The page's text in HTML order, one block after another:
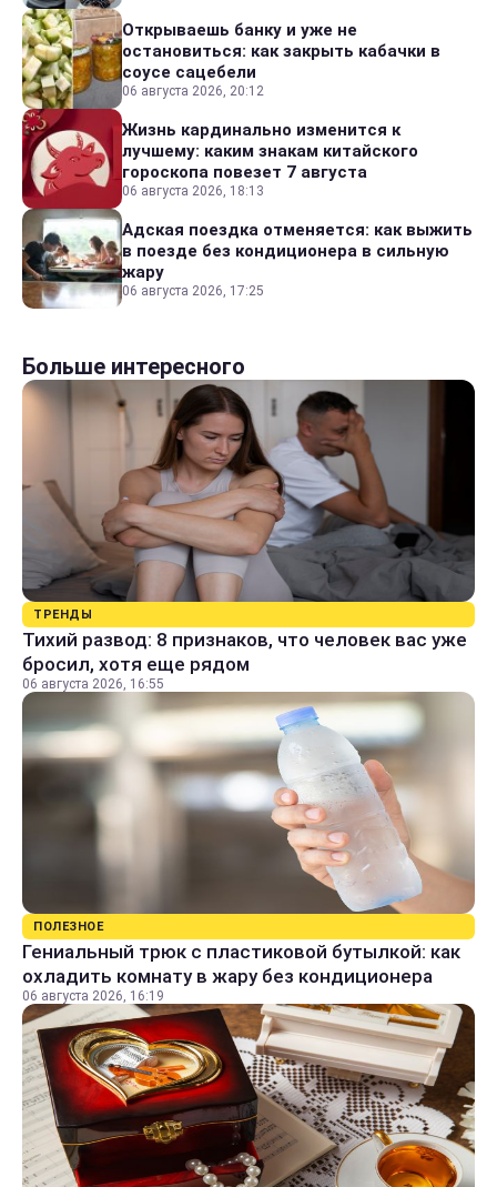
Открываешь банку и уже не
остановиться: как закрыть кабачки в
соусе сацебели
06 августа 2026, 20:12
Жизнь кардинально изменится к
лучшему: каким знакам китайского
гороскопа повезет 7 августа
06 августа 2026, 18:13
Адская поездка отменяется: как выжить
в поезде без кондиционера в сильную
жару
06 августа 2026, 17:25
Больше интересного
ТРЕНДЫ
Тихий развод: 8 признаков, что человек вас уже
бросил, хотя еще рядом
06 августа 2026, 16:55
ПОЛЕЗНОЕ
Гениальный трюк с пластиковой бутылкой: как
охладить комнату в жару без кондиционера
06 августа 2026, 16:19